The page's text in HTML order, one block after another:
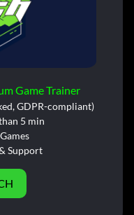
Game Trainer
GDPR-compliant)
5 min
Support